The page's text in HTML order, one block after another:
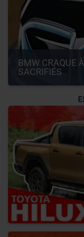
BMW CRAQUE
SACRIFIÉS